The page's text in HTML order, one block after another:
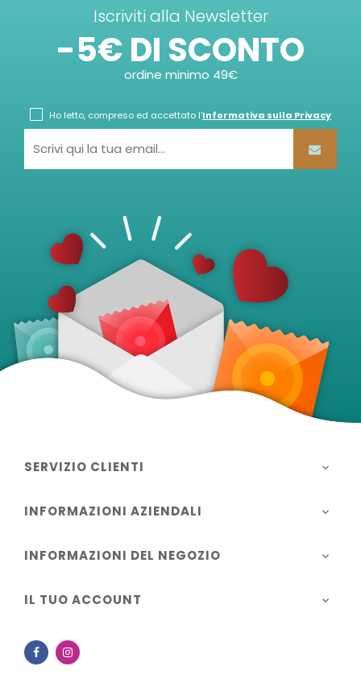
Iscriviti alla Newsletter
-5€ DI SCONTO
ordine minimo 49€
Ho letto, compreso ed accettato l'Informativa sulla Privacy
SERVIZIO CLIENTI 
INFORMAZIONI AZIENDALI 
INFORMAZIONI DEL NEGOZIO 
IL TUO ACCOUNT 
Facebook